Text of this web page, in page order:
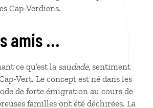
Cap-Verdiens.
amis ...
ce qu’est la saudade, sentiment
Vert. Le concept est né dans les
de forte émigration au cours de
familles ont été déchirées. La